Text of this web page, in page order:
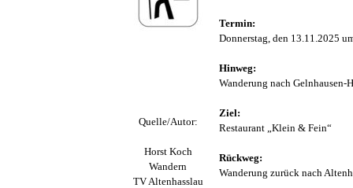
Quelle/Autor:
Horst Koch
Wandern
TV Altenhasslau
Termin:
Donnerstag, den 13.11.2025
Hinweg:
Wanderung nach Gelnhausen-
Ziel:
Restaurant „Klein & Fein“
Rückweg:
Wanderung zurück nach